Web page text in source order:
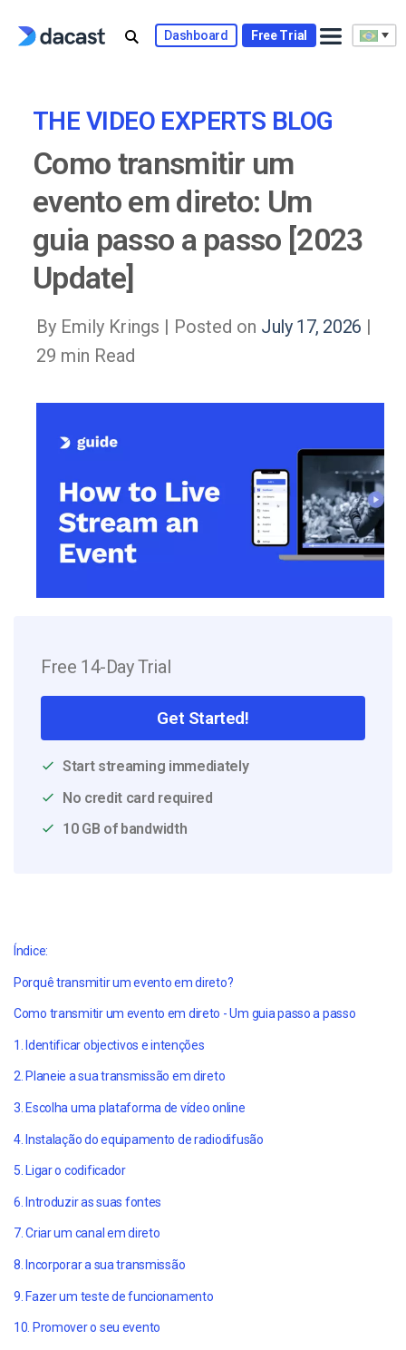
Dashboard Free Trial
THE VIDEO EXPERTS BLOG
Como transmitir um
evento em direto: Um
guia passo a passo [2023
Update]
By Emily Krings | Posted on July 17, 2026 |
29 min Read
Free 14-Day Trial
Get Started!
Start streaming immediately
No credit card required
10 GB of bandwidth
Índice:
Porquê transmitir um evento em direto?
Como transmitir um evento em direto - Um guia passo a passo
1. Identificar objectivos e intenções
2. Planeie a sua transmissão em direto
3. Escolha uma plataforma de vídeo online
4. Instalação do equipamento de radiodifusão
5. Ligar o codificador
6. Introduzir as suas fontes
7. Criar um canal em direto
8. Incorporar a sua transmissão
9. Fazer um teste de funcionamento
10. Promover o seu evento